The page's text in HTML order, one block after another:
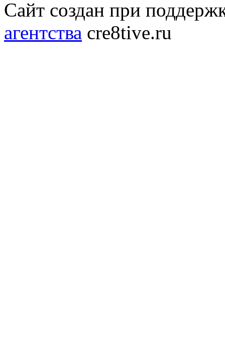
Сайт создан при
агентства cre8tive.ru